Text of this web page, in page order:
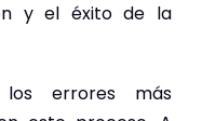
y el éxito de la
los errores más